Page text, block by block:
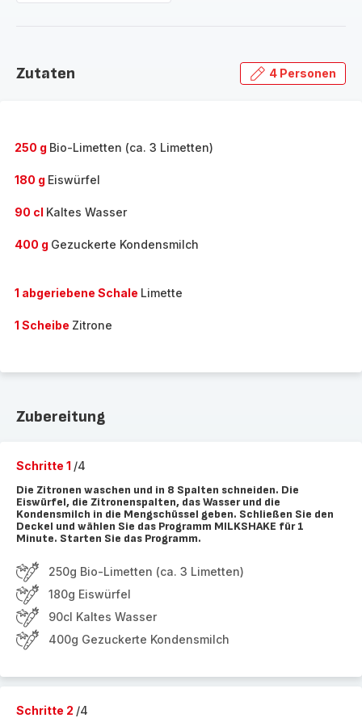
Zutaten 4 Personen
250 g Bio-Limetten (ca. 3 Limetten)
180 g Eiswürfel
90 cl Kaltes Wasser
400 g Gezuckerte Kondensmilch
1 abgeriebene Schale Limette
1 Scheibe Zitrone
Zubereitung
Schritte 1 /4
Die Zitronen waschen und in 8 Spalten schneiden. Die
Eiswürfel, die Zitronenspalten, das Wasser und die
Kondensmilch in die Mengschüssel geben. Schließen Sie den
Deckel und wählen Sie das Programm MILKSHAKE für 1
Minute. Starten Sie das Programm.
250g Bio-Limetten (ca. 3 Limetten)
180g Eiswürfel
90cl Kaltes Wasser
400g Gezuckerte Kondensmilch
Schritte 2 /4